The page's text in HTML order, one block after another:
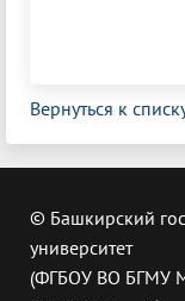
Вернуться к
© Башкирский
университет
(ФГБОУ ВО БГМУ